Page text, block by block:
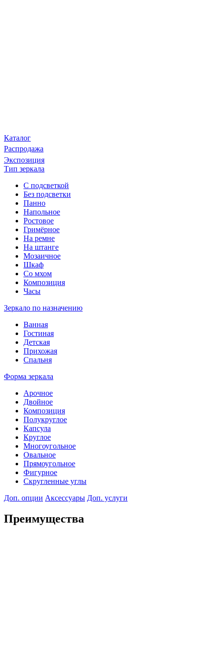
Каталог
Распродажа
Экспозиция
Тип зеркала
С подсветкой
Без подсветки
Панно
Напольное
Ростовое
Гримёрное
На ремне
На штанге
Мозаичное
Шкаф
Со мхом
Композиция
Часы
Зеркало по назначению
Ванная
Гостиная
Детская
Прихожая
Спальня
Форма зеркала
Арочное
Двойное
Композиция
Полукруглое
Капсула
Круглое
Многоугольное
Овальное
Прямоугольное
Фигурное
Скругленные углы
Доп. опции Аксессуары Доп. услуги
Преимущества